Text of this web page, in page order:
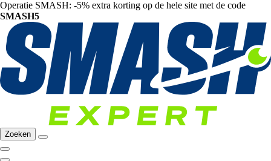
Operatie SMASH: -5% extra korting op de hele site met de code
SMASH5
Zoeken